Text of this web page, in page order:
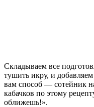
Складываем все
тушить икру, и
вам способ — сотейник
кабачков по этому
оближешь!».